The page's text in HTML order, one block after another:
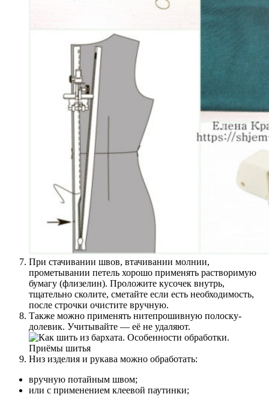
При стачивании швов, втачивании молнии,
прометывании петель хорошо применять растворимую
бумагу (флизелин). Проложите кусочек внутрь,
тщательно сколите, сметайте если есть необходимость,
после строчки очистите вручную.
Также можно применять нитепрошивную полоску-
долевик. Учитывайте — её не удаляют.
Низ изделия и рукава можно обработать:
вручную потайным швом;
или с применением клеевой паутинки;